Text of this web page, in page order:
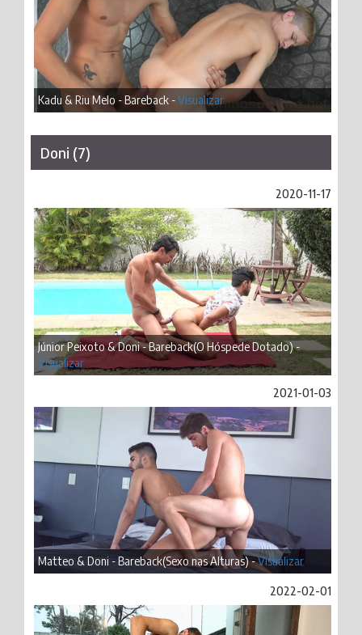
Kadu & Riu Melo - Bareback -Visualizar
Doni (7)
2020-11-17
Júnior Peixoto & Doni - Bareback(O Hóspede Dotado) -
Visualizar
2021-01-03
Matteo & Doni - Bareback(Sexo nas Alturas) -Visualizar
2022-02-01